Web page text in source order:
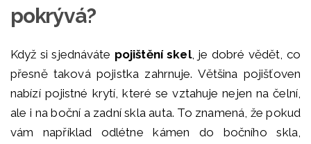
pokrývá?
Když si sjednáváte pojištění skel, je dobré vědět, co
přesně taková pojistka zahrnuje. Většina pojišťoven
nabízí pojistné krytí, které se vztahuje nejen na čelní,
ale i na boční a zadní skla auta. To znamená, že pokud
vám například odlétne kámen do bočního skla,